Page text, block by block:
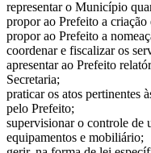
representar o Município
propor ao Prefeito a criação
propor ao Prefeito a
coordenar e fiscalizar os
apresentar ao Prefeito
Secretaria;
praticar os atos pertinentes
pelo Prefeito;
supervisionar o controle de
equipamentos e mobiliário;